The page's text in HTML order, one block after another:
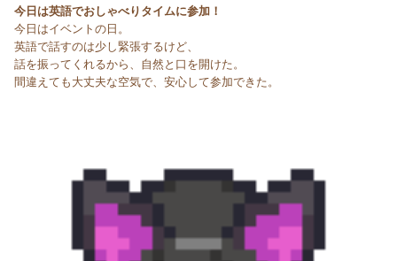
今日は英語でおしゃべりタイムに参加！
今日はイベントの日。
英語で話すのは少し緊張するけど、
話を振ってくれるから、自然と口を開けた。
間違えても大丈夫な空気で、安心して参加できた。